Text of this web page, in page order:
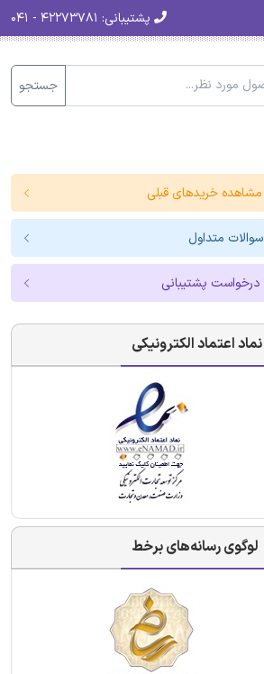
پشتیبانی:
جستجو
مشاهده خریدهای قبلی
سوالات متداول
درخواست پشتیبانی
نماد اعتماد الکترونیکی
لوگوی رسانه‌های برخط